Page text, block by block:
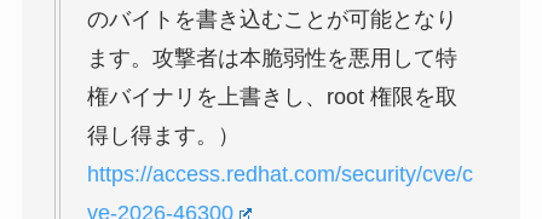
のバイトを書き込むことが可能となり
ます。攻撃者は本脆弱性を悪用して特
権バイナリを上書きし、root 権限を取
得し得ます。）
https://access.redhat.com/security/cve/c
ve-2026-46300